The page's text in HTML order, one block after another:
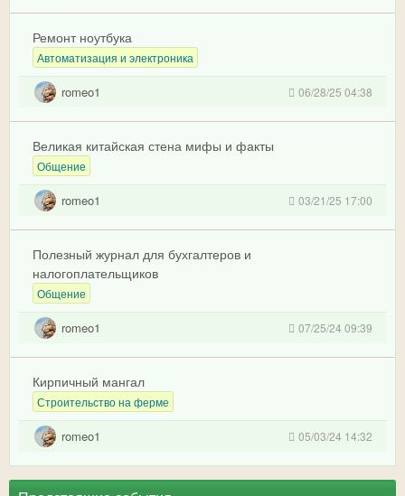
Ремонт ноутбука
Автоматизация и электроника
romeo1 06/28/25 04:38
Великая китайская стена мифы и факты
Общение
romeo1 03/21/25 17:00
Полезный журнал для бухгалтеров и
налогоплательщиков
Общение
romeo1 07/25/24 09:39
Кирпичный мангал
Строительство на ферме
romeo1 05/03/24 14:32